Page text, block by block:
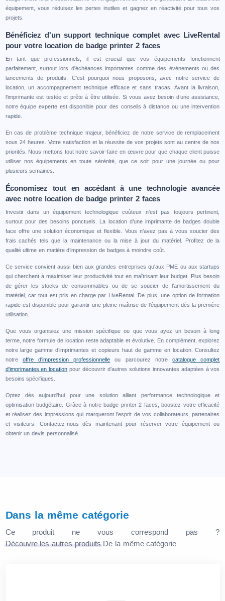
équipement, vous réduisez les pertes inutiles et gagnez en réactivité pour tous vos
projets.
Bénéficiez d'un support technique complet avec LiveRental
pour votre location de badge printer 2 faces
En tant que professionnels, il est crucial que vos équipements fonctionnent
parfaitement, surtout lors d'échéances importantes comme des événements ou des
lancements de produits. C'est pourquoi nous proposons, avec notre service de
location, un accompagnement technique efficace et sans tracas. Avant la livraison,
l'imprimante est testée et prête à être utilisée. Si vous avez besoin d’une assistance,
notre équipe experte est disponible pour des conseils à distance ou une intervention
rapide.
En cas de problème technique majeur, bénéficiez de notre service de remplacement
sous 24 heures. Votre satisfaction et la réussite de vos projets sont au centre de nos
priorités. Nous mettons tout notre savoir-faire en œuvre pour que chaque client puisse
utiliser nos équipements en toute sérénité, que ce soit pour une journée ou pour
plusieurs semaines.
Économisez tout en accédant à une technologie avancée
avec notre location de badge printer 2 faces
Investir dans un équipement technologique coûteux n’est pas toujours pertinent,
surtout pour des besoins ponctuels. La location d’une imprimante de badges double
face offre une solution économique et flexible. Vous n’avez pas à vous soucier des
frais cachés tels que la maintenance ou la mise à jour du matériel. Profitez de la
qualité ultime en matière d’impression de badges à moindre coût.
Ce service convient aussi bien aux grandes entreprises qu'aux PME ou aux startups
qui cherchent à maximiser leur productivité tout en maîtrisant leur budget. Plus besoin
de gérer les stocks de consommables ou de se soucier de l’amortissement du
matériel, car tout est pris en charge par LiveRental. De plus, une option de formation
rapide est disponible pour garantir une pleine maîtrise de l’équipement dès la première
utilisation.
Que vous organisiez une mission spécifique ou que vous ayez un besoin à long
terme, notre formule de location reste adaptable et évolutive. En complément, explorez
notre large gamme d’imprimantes et copieurs haut de gamme en location. Consultez
notre offre d'impression professionnelle ou parcourez notrecatalogue complet
d'imprimantes en location pour découvrir d’autres solutions innovantes adaptées à vos
besoins spécifiques.
Optez dès aujourd'hui pour une solution alliant performance technologique et
optimisation budgétaire. Grâce à notre badge printer 2 faces, boostez votre efficacité
et réalisez des impressions qui marqueront l’esprit de vos collaborateurs, partenaires
et visiteurs. Contactez-nous dès maintenant pour réserver votre équipement ou
obtenir un devis personnalisé.
Dans la même catégorie
Ce produit ne vous correspond pas ?
Découvre les autres produits De la même catégorie